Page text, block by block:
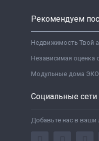
Рекомендуем
Недвижимость Твой
Независимая оценка
Модульные дома
Социальные сети
Добавьте нас в